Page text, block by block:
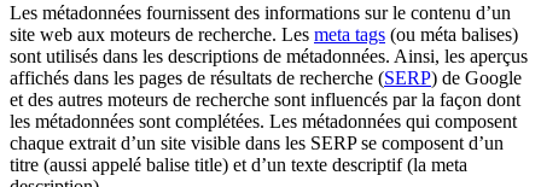
Les métadonnées fournissent des informations sur le contenu d’un
site web aux moteurs de recherche. Les meta tags (ou méta balises)
sont utilisés dans les descriptions de métadonnées. Ainsi, les aperçus
affichés dans les pages de résultats de recherche (SERP) de Google
et des autres moteurs de recherche sont influencés par la façon dont
les métadonnées sont complétées. Les métadonnées qui composent
chaque extrait d’un site visible dans les SERP se composent d’un
titre (aussi appelé balise title) et d’un texte descriptif (la meta